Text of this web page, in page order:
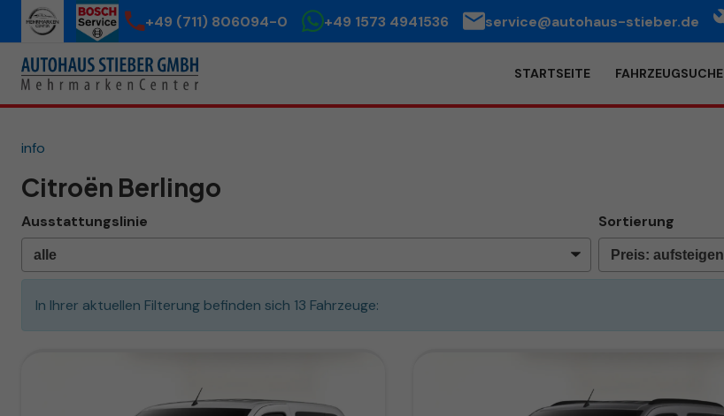
+49 (711) 806094-0 +49 1573 4941536 service@autohaus-stieber.de
STARTSEITE FAHRZEUGSUCHE
info
Citroën Berlingo
Ausstattungslinie Sortierung
In Ihrer aktuellen Filterung befinden sich 13 Fahrzeuge: